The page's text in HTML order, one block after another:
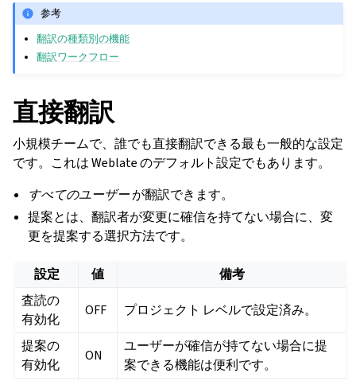
参考
翻訳の種類別の機能
翻訳ワークフロー
直接翻訳
小規模チームで、誰でも直接翻訳できる最も一般的な設定
です。これは Weblate のデフォルト設定でもあります。
すべてのユーザーが翻訳できます。
提案とは、翻訳者が変更に確信を持てない場合に、変
更を提案する選択方法です。
設定 値
備考
査読の
有効化
OFF プロジェクト レベルで設定済み。
提案の
有効化
ON
ユーザーが確信が持てない場合に提
案できる機能は便利です。